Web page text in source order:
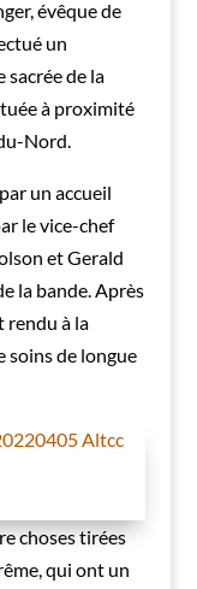
évêque de
un
sacrée de la
à proximité
Nord.
un accueil
le vice-chef
et Gerald
la bande. Après
rendu à la
soins de longue
choses tirées
qui ont un